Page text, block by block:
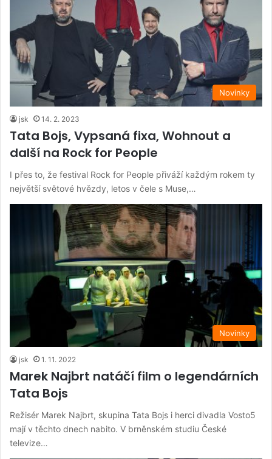
Novinky
jsk 14. 2. 2023
Tata Bojs, Vypsaná fixa, Wohnout a
další na Rock for People
I přes to, že festival Rock for People přiváží každým rokem ty
největší světové hvězdy, letos v čele s Muse,…
Novinky
jsk 1. 11. 2022
Marek Najbrt natáčí film o legendárních
Tata Bojs
Režisér Marek Najbrt, skupina Tata Bojs i herci divadla Vosto5
mají v těchto dnech nabito. V brněnském studiu České
televize…